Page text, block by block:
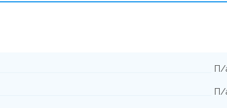
П/
П/